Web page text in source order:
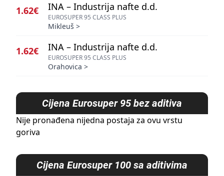
1.62€ INA – Industrija nafte d.d.
EUROSUPER 95 CLASS PLUS
Mikleuš >
1.62€ INA – Industrija nafte d.d.
EUROSUPER 95 CLASS PLUS
Orahovica >
Cijena Eurosuper 95 bez aditiva
Nije pronađena nijedna postaja za ovu vrstu
goriva
Cijena Eurosuper 100 sa aditivima